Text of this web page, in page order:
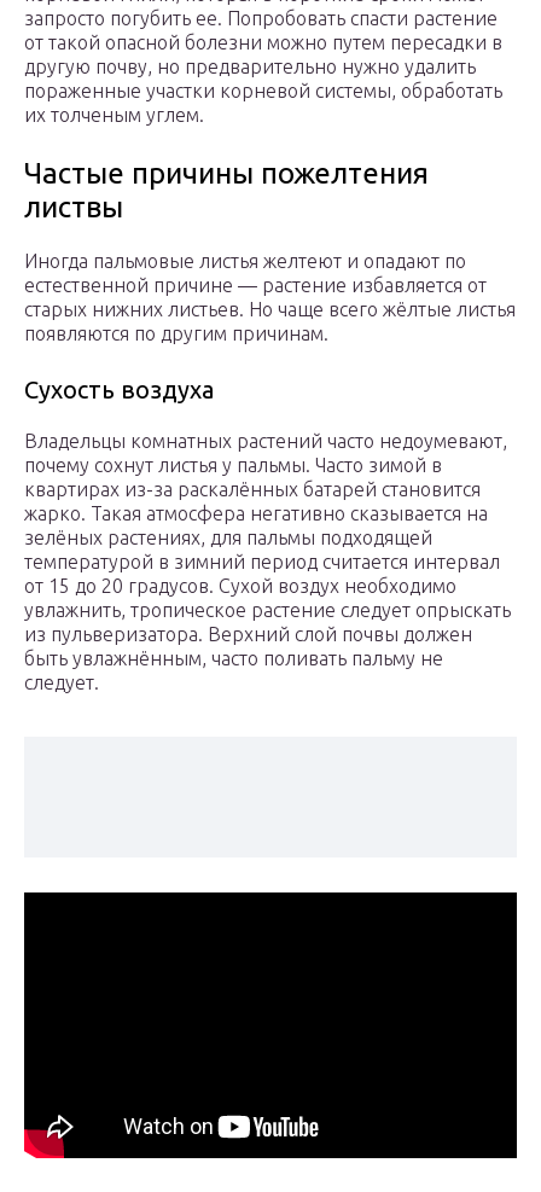
запросто погубить ее. Попробовать спасти растение
от такой опасной болезни можно путем пересадки в
другую почву, но предварительно нужно удалить
пораженные участки корневой системы, обработать
их толченым углем.
Частые причины пожелтения
листвы
Иногда пальмовые листья желтеют и опадают по
естественной причине — растение избавляется от
старых нижних листьев. Но чаще всего жёлтые листья
появляются по другим причинам.
Сухость воздуха
Владельцы комнатных растений часто недоумевают,
почему сохнут листья у пальмы. Часто зимой в
квартирах из-за раскалённых батарей становится
жарко. Такая атмосфера негативно сказывается на
зелёных растениях, для пальмы подходящей
температурой в зимний период считается интервал
от 15 до 20 градусов. Сухой воздух необходимо
увлажнить, тропическое растение следует опрыскать
из пульверизатора. Верхний слой почвы должен
быть увлажнённым, часто поливать пальму не
следует.